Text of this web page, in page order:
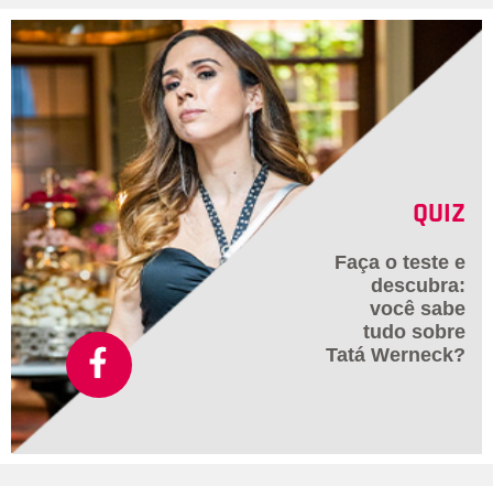
QUIZ
Faça o teste e
descubra:
você sabe
tudo sobre
Tatá Werneck?